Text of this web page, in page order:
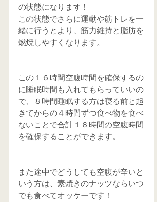
の状態になります！
この状態でさらに運動や筋トレを一
緒に行うとより、筋力維持と脂肪を
燃焼しやすくなります。
この１６時間空腹時間を確保するの
に睡眠時間も入れてもらっていいの
で、８時間睡眠する方は寝る前と起
きてからの４時間ずつ食べ物を食べ
ないことで合計１６時間の空腹時間
を確保することができます。
また途中でどうしても空腹が辛いと
いう方は、素焼きのナッツならいつ
でも食べてオッケーです！